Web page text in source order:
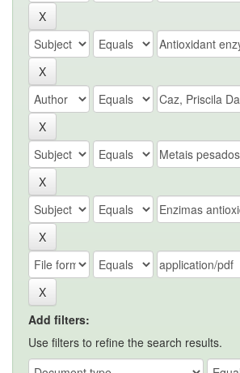
Add filters:
Use filters to refine the search results.